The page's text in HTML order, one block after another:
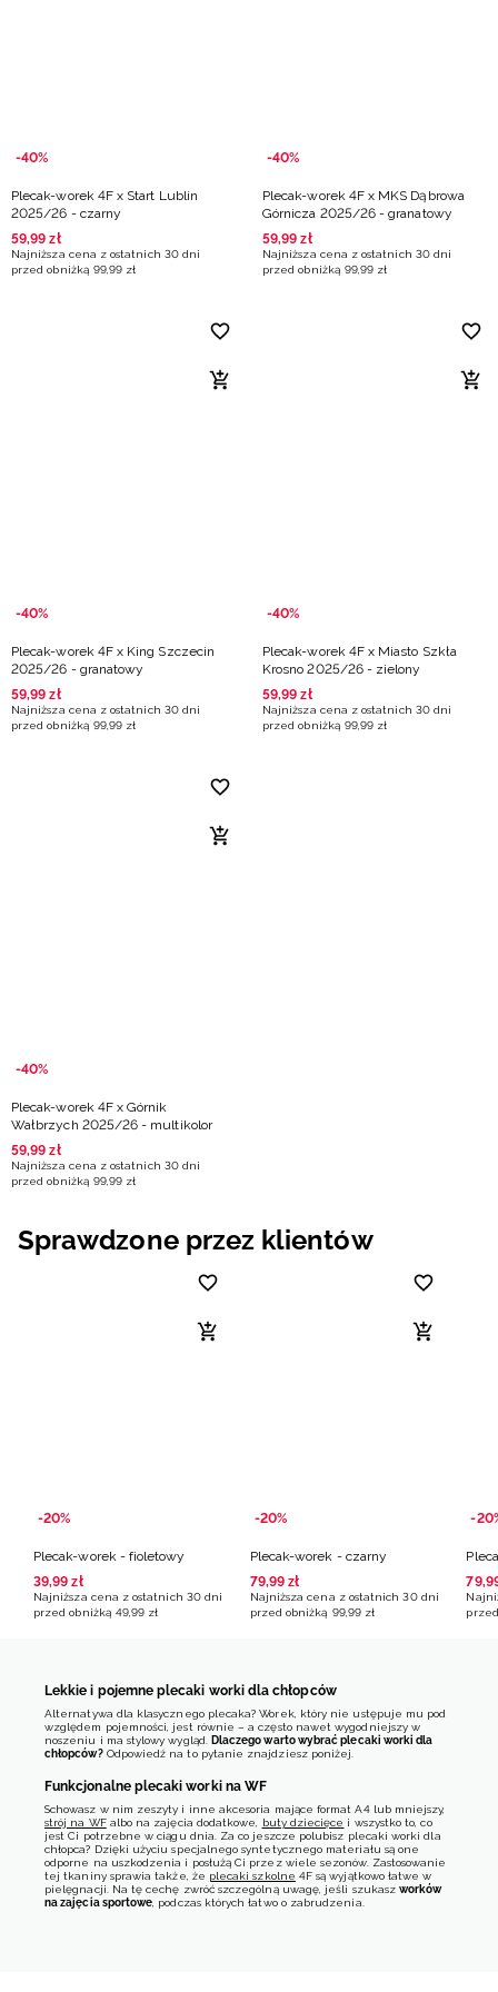
-40%
Plecak-worek 4F x Start Lublin
2025/26 - czarny
59,99 zł
Najniższa cena z ostatnich 30 dni
przed obniżką 99,99 zł
-40%
Plecak-worek 4F x MKS Dąbrowa
Górnicza 2025/26 - granatowy
59,99 zł
Najniższa cena z ostatnich 30 dni
przed obniżką 99,99 zł
-40%
Plecak-worek 4F x King Szczecin
2025/26 - granatowy
59,99 zł
Najniższa cena z ostatnich 30 dni
przed obniżką 99,99 zł
-40%
Plecak-worek 4F x Miasto Szkła
Krosno 2025/26 - zielony
59,99 zł
Najniższa cena z ostatnich 30 dni
przed obniżką 99,99 zł
-40%
Plecak-worek 4F x Górnik
Wałbrzych 2025/26 - multikolor
59,99 zł
Najniższa cena z ostatnich 30 dni
przed obniżką 99,99 zł
Sprawdzone przez klientów
-20%
Plecak-worek - fioletowy
39,99 zł
Najniższa cena z ostatnich 30 dni
przed obniżką 49,99 zł
-20%
Plecak-worek - czarny
79,99 zł
Najniższa cena z ostatnich 30 dni
przed obniżką 99,99 zł
-
79,
Lekkie i pojemne plecaki worki dla chłopców
Alternatywa dla klasycznego plecaka? Worek, który nie ustępuje mu pod
względem pojemności, jest równie – a często nawet wygodniejszy w
noszeniu i ma stylowy wygląd. Dlaczego warto wybrać plecaki worki dla
chłopców?Odpowiedź na to pytanie znajdziesz poniżej.
Funkcjonalne plecaki worki na WF
Schowasz w nim zeszyty i inne akcesoria mające format A4 lub mniejszy,
strój na WFalbo na zajęcia dodatkowe, buty dziecięce i wszystko to, co
jest Ci potrzebne w ciągu dnia. Za co jeszcze polubisz plecaki worki dla
chłopca? Dzięki użyciu specjalnego syntetycznego materiału są one
odporne na uszkodzenia i posłużą Ci przez wiele sezonów. Zastosowanie
tej tkaniny sprawia także, że plecaki szkolne 4F są wyjątkowo łatwe w
pielęgnacji. Na tę cechę zwróć szczególną uwagę, jeśli szukaszworków
na zajęcia sportowe, podczas których łatwo o zabrudzenia.